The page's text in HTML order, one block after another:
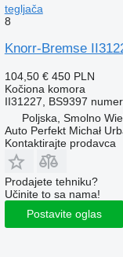
tegljača
8
Knorr-Bremse
104,50 € 450 PLN
Kočiona komora
II31227, BS9397
Poljska, Smolno
Auto Perfekt Michał
Kontaktirajte prodavca
Prodajete tehniku?
Učinite to sa nama!
Postavite oglas